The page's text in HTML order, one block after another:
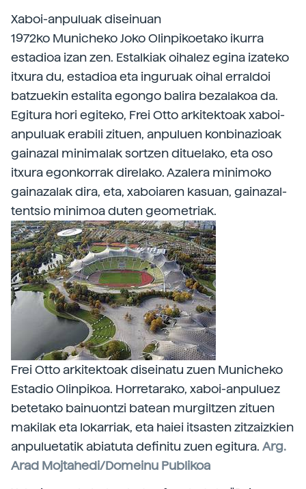
Xaboi-anpuluak diseinuan
1972ko Municheko Joko Olinpikoetako ikurra
estadioa izan zen. Estalkiak oihalez egina izateko
itxura du, estadioa eta inguruak oihal erraldoi
batzuekin estalita egongo balira bezalakoa da.
Egitura hori egiteko, Frei Otto arkitektoak xaboi-
anpuluak erabili zituen, anpuluen konbinazioak
gainazal minimalak sortzen dituelako, eta oso
itxura egonkorrak direlako. Azalera minimoko
gainazalak dira, eta, xaboiaren kasuan, gainazal-
tentsio minimoa duten geometriak.
Frei Otto arkitektoak diseinatu zuen Municheko
Estadio Olinpikoa. Horretarako, xaboi-anpuluez
betetako bainuontzi batean murgiltzen zituen
makilak eta lokarriak, eta haiei itsasten zitzaizkien
anpuluetatik abiatuta definitu zuen egitura. Arg.
Arad Mojtahedi/Domeinu Publikoa